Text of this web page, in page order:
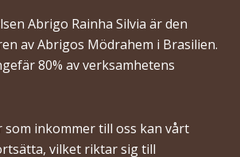
Abrigo Rainha Silvia är den
av Abrigos Mödrahem i Brasilien.
80% av verksamhetens
som inkommer till oss kan vårt
vilket riktar sig till